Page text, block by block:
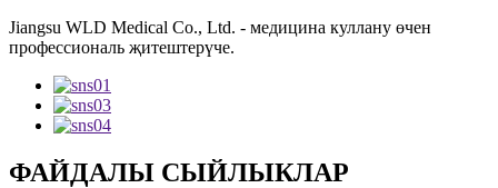
Jiangsu WLD Medical Co., Ltd. - медицина куллану өчен
профессиональ җитештерүче.
ФАЙДАЛЫ СЫЙЛЫКЛАР